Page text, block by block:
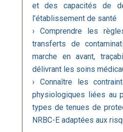
et des capacités de
l’établissement de santé
› Comprendre les
transferts de
marche en avant,
délivrant les soins
› Connaître les
physiologiques liées au
types de tenues de
NRBC-E adaptées aux